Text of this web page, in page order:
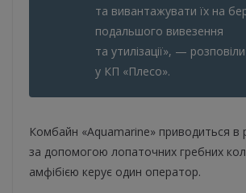
та вивантажувати їх на
подальшого вивезення
та утилізації», — розповіли
у КП «Плесо».
Комбайн «Aquamarine» приводиться в
за допомогою лопаточних гребних
амфібією керує один оператор.